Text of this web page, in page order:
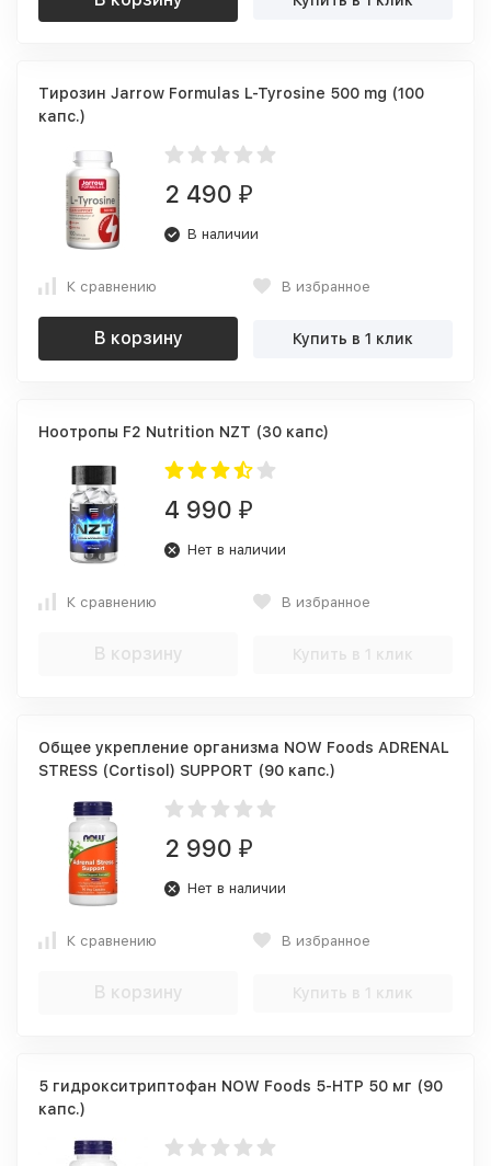
Тирозин Jarrow Formulas L-Tyrosine 500 mg (100
капс.)
2 490 ₽
В наличии
К сравнению В избранное
В корзину Купить в 1 клик
Ноотропы F2 Nutrition NZT (30 капс)
4 990 ₽
Нет в наличии
К сравнению В избранное
В корзину Купить в 1 клик
Общее укрепление организма NOW Foods ADRENAL
STRESS (Cortisol) SUPPORT (90 капс.)
2 990 ₽
Нет в наличии
К сравнению В избранное
В корзину Купить в 1 клик
5 гидрокситриптофан NOW Foods 5-HTP 50 мг (90
капс.)